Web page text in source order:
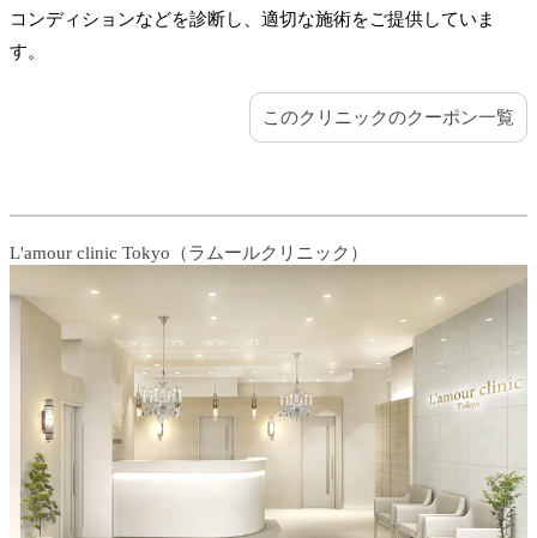
コンディションなどを診断し、適切な施術をご提供していま
す。
このクリニックのクーポン一覧
L'amour clinic Tokyo（ラムールクリニック）